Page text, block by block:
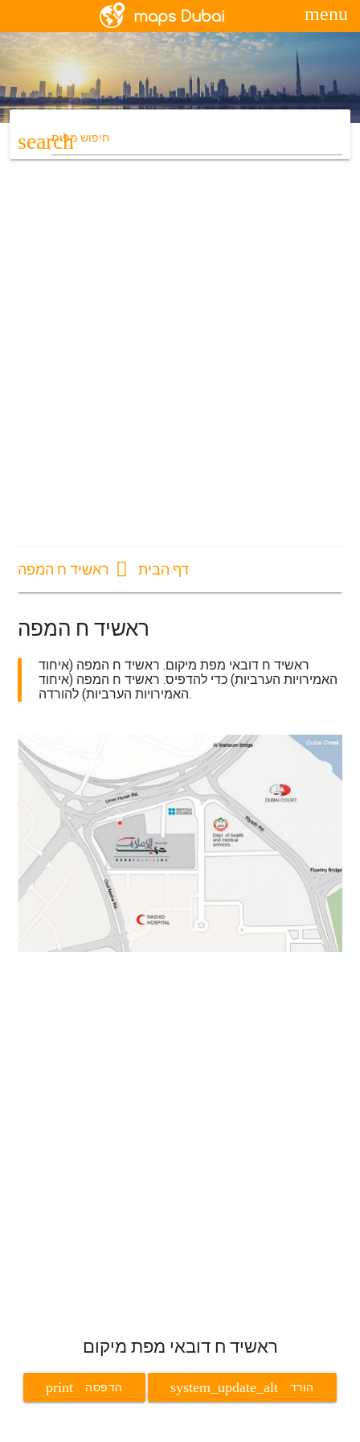
menu
searchחיפוש מפות
דף הבית ראשיד ח המפה
ראשיד ח המפה
ראשיד ח דובאי מפת מיקום. ראשיד ח המפה (איחוד
האמירויות הערביות) כדי להדפיס. ראשיד ח המפה (איחוד
האמירויות הערביות) להורדה.
ראשיד ח דובאי מפת מיקום
print הדפסה system_update_alt הורד